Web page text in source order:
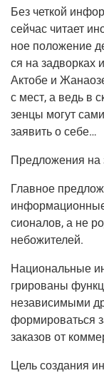
Без чет­кой
сей­час чита­ет
ное поло­же­ние
ся на задвор­ках
Акто­бе и
с мест, а ведь в
зен­цы могут
заявить о себе…
Пред­ло­же­ния на
Глав­ное
си­о­на­лов, а не
небожителей.
Наци­о­наль­ные
гри­ро­ва­ны
неза­ви­си­мы­ми
фор­ми­ро­вать­ся
зака­зов от
Цель созда­ния